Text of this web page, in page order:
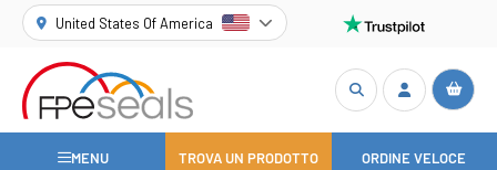
United States Of America
MENU TROVA UN PRODOTTO ORDINE VELOCE